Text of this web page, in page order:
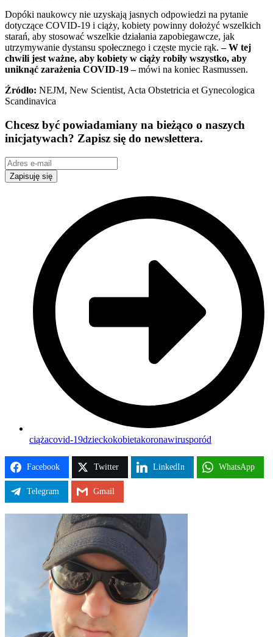
Dopóki naukowcy nie uzyskają jasnych odpowiedzi na pytanie
dotyczące COVID-19 i ciąży, kobiety powinny dołożyć wszelkich
starań, aby stosować wszelkie działania zapobiegawcze, jak
utrzymywanie dystansu społecznego i częste mycie rąk.– W tej
chwili jest ważne, aby kobiety w ciąży robiły wszystko, aby
uniknąć zarażenia COVID-19 –mówi na koniec Rasmussen.
Źródło: NEJM, New Scientist, Acta Obstetricia et Gynecologica
Scandinavica
Chcesz być powiadamiany na bieżąco o naszych
inicjatywach? Zapisz się do newslettera.
Zapisuję się
ciążacovid-19dzieckokobietakoronawirusporód
Facebook Twitter LinkedIn WhatsApp
Telegram Gmail